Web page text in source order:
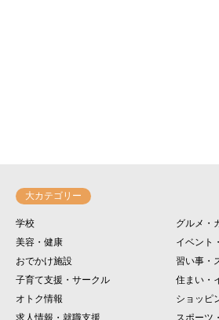
大カテゴリー
学校
グルメ・
美容・健康
イベント
おでかけ施設
習い事・
子育て支援・サークル
住まい・
オトク情報
ショッピ